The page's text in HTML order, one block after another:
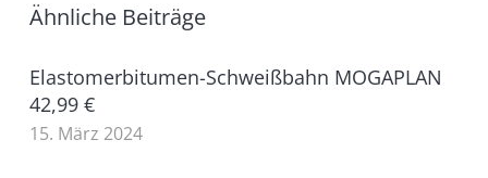
Ähnliche Beiträge
Elastomerbitumen-Schweißbahn MOGAPLAN
42,99 €
15. März 2024